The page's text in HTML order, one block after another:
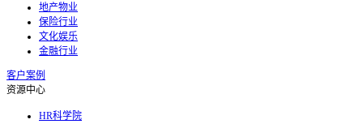
地产物业
保险行业
文化娱乐
金融行业
客户案例
资源中心
HR科学院